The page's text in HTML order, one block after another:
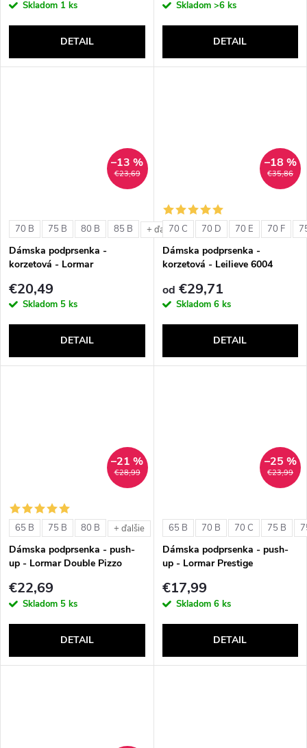
Skladom 1 ks
DETAIL
Skladom >6 ks
DETAIL
€23,69
–13 %
70 B 75 B 80 B 85 B + ďalšie
Dámska podprsenka -
korzetová - Lormar
€20,49
Skladom 5 ks
DETAIL
€35,86
–18 %
70 C 70 D 70 E 70 F
Dámska podprsenka -
korzetová - Leilieve 6004
od €29,71
Skladom 6 ks
DETAIL
€28,99
–21 %
65 B 75 B 80 B + ďalšie
Dámska podprsenka - push-
up - Lormar Double Pizzo
€22,69
Skladom 5 ks
DETAIL
€23,99
–25 %
65 B 70 B 70 C 75 B
Dámska podprsenka - push-
up - Lormar Prestige
€17,99
Skladom 6 ks
DETAIL